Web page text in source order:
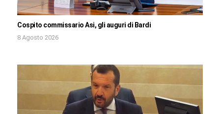
Cospito commissario Asi, gli auguri di Bardi
8 Agosto 2026